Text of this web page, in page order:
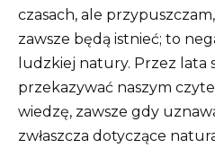
czasach, ale
zawsze będą istnieć; to
ludzkiej natury. Przez lata
przekazywać naszym
wiedzę, zawsze gdy
zwłaszcza dotyczące